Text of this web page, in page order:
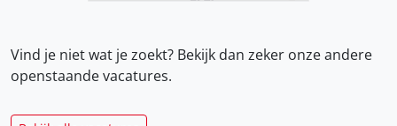
Vind je niet wat je zoekt? Bekijk dan zeker onzeandere
openstaande vacatures.